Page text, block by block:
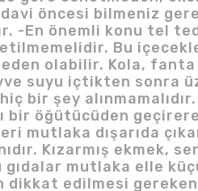
öncesi bilmeniz
-En önemli konu tel
Bu
olabilir. Kola,
suyu içtikten sonra
bir şey
bir öğütücüden
dışarıda
Kızarmış ekmek,
mutlaka elle
edilmesi